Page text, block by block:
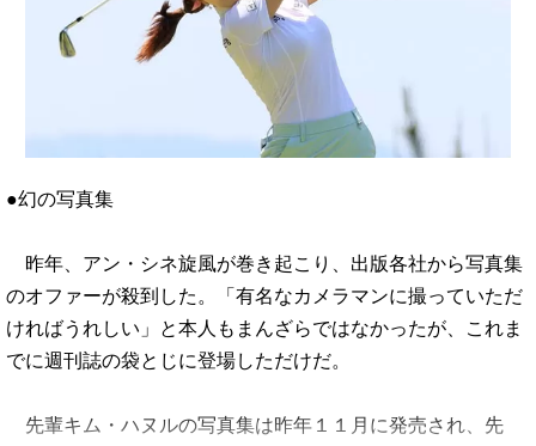
●幻の写真集
昨年、アン・シネ旋風が巻き起こり、出版各社から写真集
のオファーが殺到した。「有名なカメラマンに撮っていただ
ければうれしい」と本人もまんざらではなかったが、これま
でに週刊誌の袋とじに登場しただけだ。
先輩キム・ハヌルの写真集は昨年１１月に発売され、先